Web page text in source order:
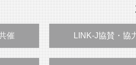
催 LINK-J協賛・協